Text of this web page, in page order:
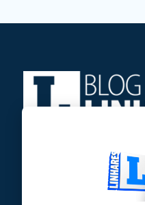
Jose Linhares Jr é
Formado em
e tem pós-